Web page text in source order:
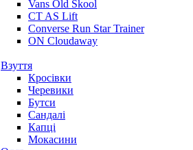
Vans Old Skool
CT AS Lift
Converse Run Star Trainer
ON Cloudaway
Взуття
Кросівки
Черевики
Бутси
Сандалі
Капці
Мокасини